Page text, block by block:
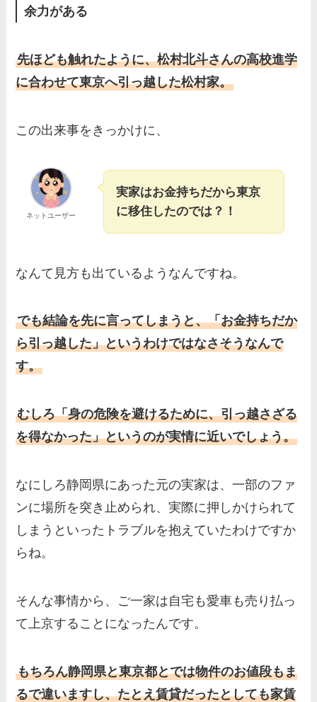
余力がある
先ほども触れたように、松村北斗さんの高校進学
に合わせて東京へ引っ越した松村家。
この出来事をきっかけに、
ネットユーザー
実家はお金持ちだから東京
に移住したのでは？！
なんて見方も出ているようなんですね。
でも結論を先に言ってしまうと、「お金持ちだか
ら引っ越した」というわけではなさそうなんで
す。
むしろ「身の危険を避けるために、引っ越さざる
を得なかった」というのが実情に近いでしょう。
なにしろ静岡県にあった元の実家は、一部のファ
ンに場所を突き止められ、実際に押しかけられて
しまうといったトラブルを抱えていたわけですか
らね。
そんな事情から、ご一家は自宅も愛車も売り払っ
て上京することになったんです。
もちろん静岡県と東京都とでは物件のお値段もま
るで違いますし、たとえ賃貸だったとしても家賃